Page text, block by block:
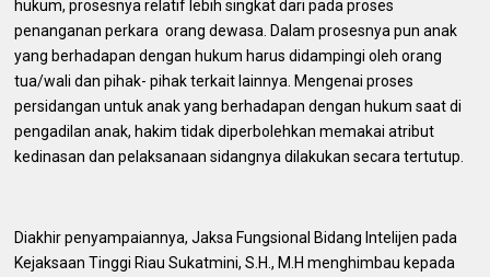
hukum, prosesnya relatif lebih singkat dari pada proses
penanganan perkara orang dewasa. Dalam prosesnya pun anak
yang berhadapan dengan hukum harus didampingi oleh orang
tua/wali dan pihak- pihak terkait lainnya. Mengenai proses
persidangan untuk anak yang berhadapan dengan hukum saat di
pengadilan anak, hakim tidak diperbolehkan memakai atribut
kedinasan dan pelaksanaan sidangnya dilakukan secara tertutup.
Diakhir penyampaiannya, Jaksa Fungsional Bidang Intelijen pada
Kejaksaan Tinggi Riau Sukatmini, S.H., M.H menghimbau kepada